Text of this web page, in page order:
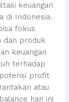
keuangan
di Indonesia.
fokus
dan produk
keuangan
terhadap
profit
atau
hari ini